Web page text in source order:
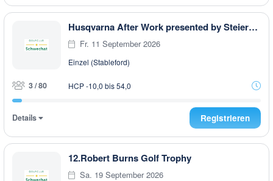
Husqvarna After Work presented by Steiermark GOLF CARD
Fr. 11 September 2026
Einzel (Stableford)
3 / 80 HCP -10,0 bis 54,0
Details Registrieren
12.Robert Burns Golf Trophy
Sa. 19 September 2026